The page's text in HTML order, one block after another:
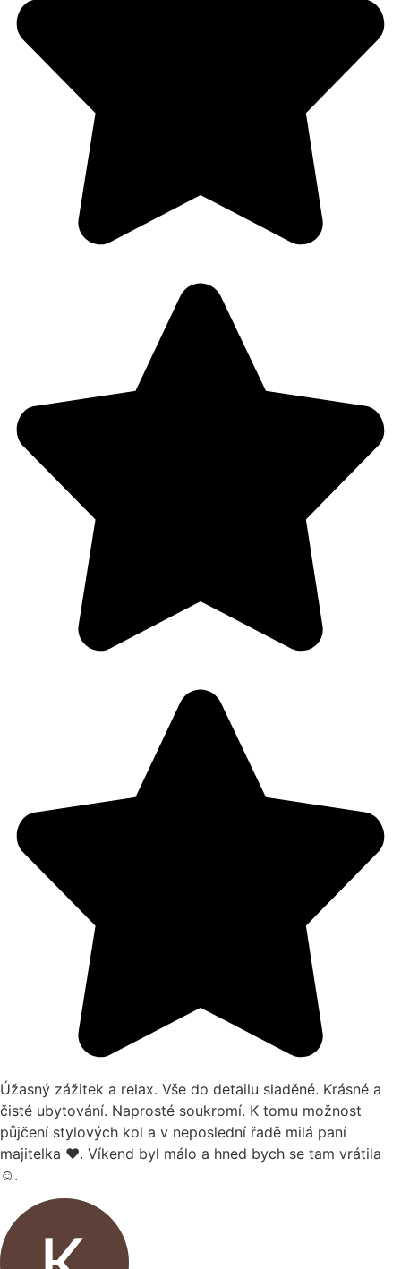
Úžasný zážitek a relax. Vše do detailu sladěné. Krásné a
čisté ubytování. Naprosté soukromí. K tomu možnost
půjčení stylových kol a v neposlední řadě milá paní
majitelka ❤️. Víkend byl málo a hned bych se tam vrátila
☺️.